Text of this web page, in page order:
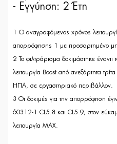
- Εγγύηση: 2 Έτη
1 Ο αναγραφόμενος χρόνος
απορρόφησης 1 με προσαρτημένο μη
2 Το φιλτράρισμα δοκιμάστηκε
λειτουργία Boost από ανεξάρτητα
ΗΠΑ, σε εργαστηριακό περιβάλλον.
3 Οι δοκιμές για την απορρόφηση
60312-1 CL5.8 και CL5.9, στον
λειτουργία MAX.